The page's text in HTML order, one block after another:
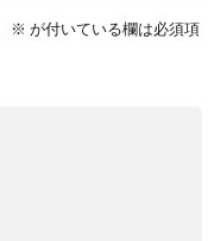
※ が付いている欄は必須項